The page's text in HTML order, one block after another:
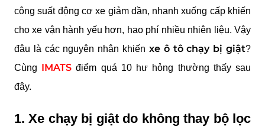
công suất động cơ xe giảm dần, nhanh xuống cấp khiến
cho xe vận hành yếu hơn, hao phí nhiều nhiên liệu. Vậy
đâu là các nguyên nhân khiến xe ô tô chạy bị giật?
Cùng
IMATS điểm quá 10 hư hỏng thường thấy sau
đây.
1. Xe chạy bị giật do không thay bộ lọc